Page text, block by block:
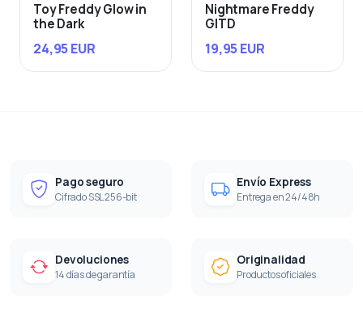
Toy Freddy Glow in
the Dark
24,95 EUR
Nightmare Freddy
GITD
19,95 EUR
Pago seguro
Cifrado SSL 256-bit
Envío Express
Entrega en 24/48h
Devoluciones
14 días de garantía
Originalidad
Productos oficiales